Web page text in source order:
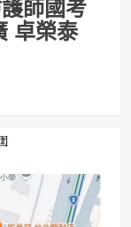
師國考
卓榮泰